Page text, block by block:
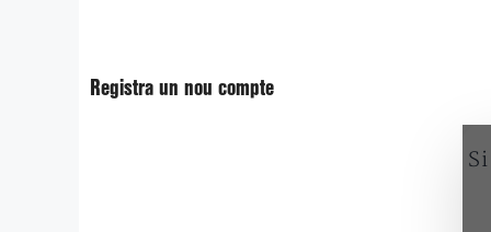
Registra un nou compte